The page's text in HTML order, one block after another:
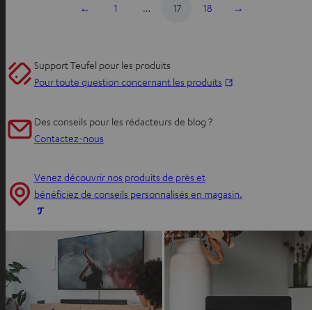
←
1 … 17 18 →
Support Teufel pour les produits
Pour toute question concernant les produits
a
s
u
o
Des conseils pour les rédacteurs de blog ?
Contactez-nous
Venez découvrir nos produits de près et
bénéficiez de conseils personnalisés en magasin.